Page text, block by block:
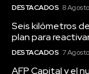
AFP Capital y el
haciendo
positivos en las
DESTACADOS 31 Julio,